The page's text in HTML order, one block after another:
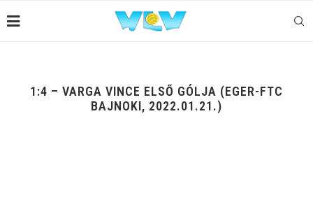
1:4 – VARGA VINCE ELSŐ GÓLJA (EGER-FTC
BAJNOKI, 2022.01.21.)